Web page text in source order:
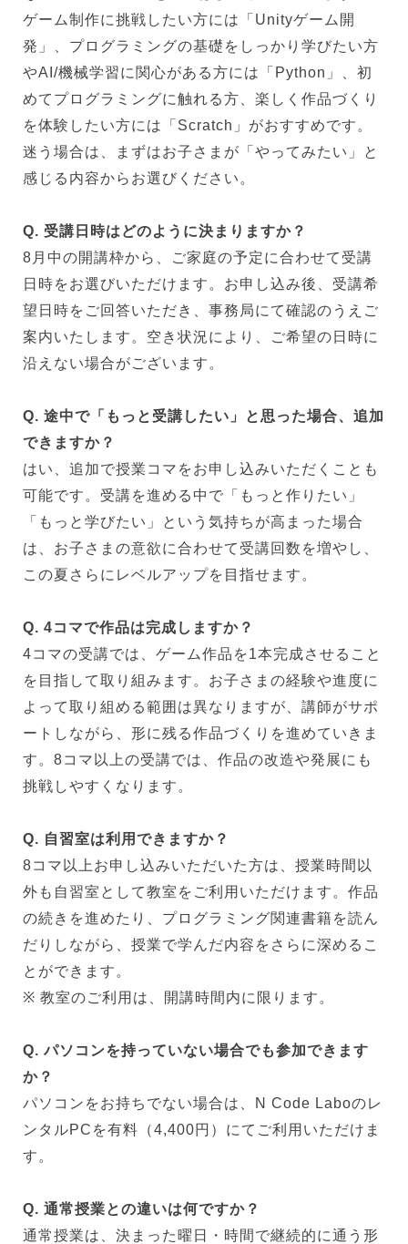
ゲーム制作に挑戦したい方には「Unityゲーム開
発」、プログラミングの基礎をしっかり学びたい方
やAI/機械学習に関心がある方には「Python」、初
めてプログラミングに触れる方、楽しく作品づくり
を体験したい方には「Scratch」がおすすめです。
迷う場合は、まずはお子さまが「やってみたい」と
感じる内容からお選びください。
Q. 受講日時はどのように決まりますか？
8月中の開講枠から、ご家庭の予定に合わせて受講
日時をお選びいただけます。お申し込み後、受講希
望日時をご回答いただき、事務局にて確認のうえご
案内いたします。空き状況により、ご希望の日時に
沿えない場合がございます。
Q. 途中で「もっと受講したい」と思った場合、追加
できますか？
はい、追加で授業コマをお申し込みいただくことも
可能です。受講を進める中で「もっと作りたい」
「もっと学びたい」という気持ちが高まった場合
は、お子さまの意欲に合わせて受講回数を増やし、
この夏さらにレベルアップを目指せます。
Q. 4コマで作品は完成しますか？
4コマの受講では、ゲーム作品を1本完成させること
を目指して取り組みます。お子さまの経験や進度に
よって取り組める範囲は異なりますが、講師がサポ
ートしながら、形に残る作品づくりを進めていきま
す。8コマ以上の受講では、作品の改造や発展にも
挑戦しやすくなります。
Q. 自習室は利用できますか？
8コマ以上お申し込みいただいた方は、授業時間以
外も自習室として教室をご利用いただけます。作品
の続きを進めたり、プログラミング関連書籍を読ん
だりしながら、授業で学んだ内容をさらに深めるこ
とができます。
※ 教室のご利用は、開講時間内に限ります。
Q. パソコンを持っていない場合でも参加できます
か？
パソコンをお持ちでない場合は、N Code Laboのレ
ンタルPCを有料（4,400円）にてご利用いただけま
す。
Q. 通常授業との違いは何ですか？
通常授業は、決まった曜日・時間で継続的に通う形